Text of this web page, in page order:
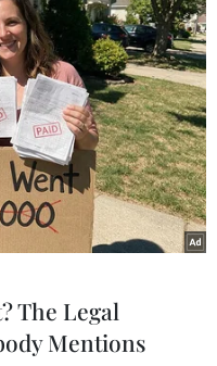
xúc với người dân
cứu; đồng thời
quyền, các vụ
tranh chấp đất đai,
(TTXVN/Vietnam+)
The Legal
Mentions